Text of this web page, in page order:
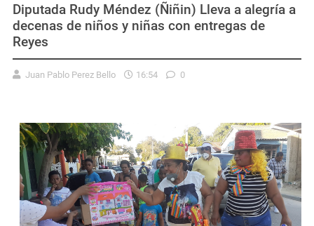
Diputada Rudy Méndez (Ñiñin) Lleva a alegría a
decenas de niños y niñas con entregas de
Reyes
Juan Pablo Perez Bello 16:54 0